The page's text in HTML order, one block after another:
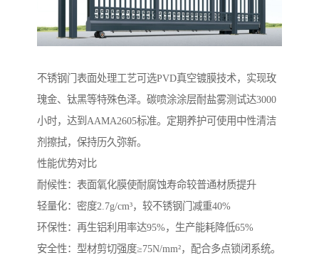
‌不锈钢门表面处理工艺‌可选PVD真空镀膜技术，实现玫
瑰金、钛黑等特殊色泽。碳喷涂涂层耐盐雾测试达3000
小时，达到AAMA2605标准。定期养护可使用中性清洁
剂擦拭，保持历久弥新。
性能优势对比
‌耐候性‌：表面氧化膜使耐腐蚀寿命较普通材质提升
‌轻量化‌：密度2.7g/cm³，较不锈钢门减重40%
‌环保性‌：再生铝利用率达95%，生产能耗降低65%
‌安全性‌：型材剪切强度≥75N/mm²，配合多点锁闭系统。